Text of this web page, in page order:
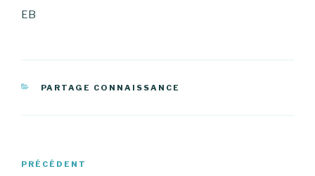
EB
CATÉGORIES
PARTAGE CONNAISSANCE
Navigation
Article
PRÉCÉDENT